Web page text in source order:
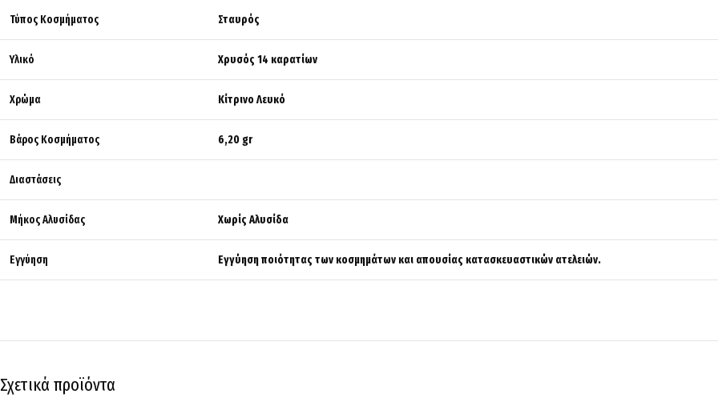
Τύπος Κοσμήματος Σταυρός
Υλικό Χρυσός 14 καρατίων
Χρώμα Κίτρινο Λευκό
Βάρος Κοσμήματος 6,20 gr
Διαστάσεις
Μήκος Αλυσίδας Χωρίς Αλυσίδα
Εγγύηση Εγγύηση ποιότητας των κοσμημάτων και απουσίας κατασκευαστικών ατελειών.
Σχετικά προϊόντα